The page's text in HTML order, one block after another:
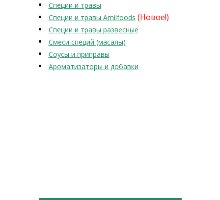
Специи и травы
Специи и травы Amilfoods (Новое!)
Специи и травы развесные
Смеси специй (масалы)
Соусы и приправы
Ароматизаторы и добавки